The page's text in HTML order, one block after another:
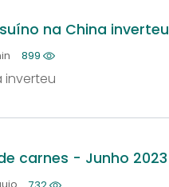
na China
899
inverteu
carnes - Junho